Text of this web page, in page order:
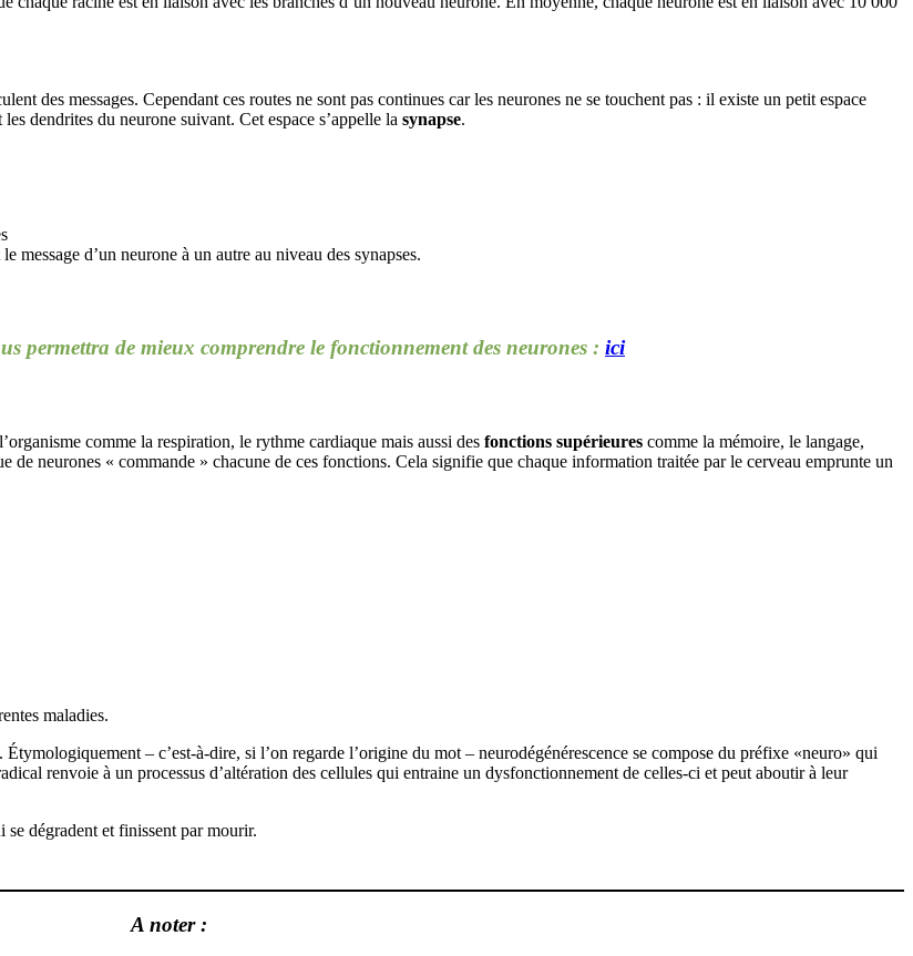
des messages. Cependant ces routes ne sont pas continues car les neurones ne se touchent pas : il existe un petit espace
dendrites du neurone suivant. Cet espace s’appelle la synapse.
message d’un neurone à un autre au niveau des synapses.
permettra de mieux comprendre le fonctionnement des neurones : ici
comme la respiration, le rythme cardiaque mais aussi des fonctions supérieures comme la mémoire, le langage,
de neurones « commande » chacune de ces fonctions. Cela signifie que chaque information traitée par le cerveau emprunte un
maladies.
– c’est-à-dire, si l’on regarde l’origine du mot – neurodégénérescence se compose du préfixe «neuro» qui
renvoie à un processus d’altération des cellules qui entraine un dysfonctionnement de celles-ci et peut aboutir à leur
dégradent et finissent par mourir.
A noter :